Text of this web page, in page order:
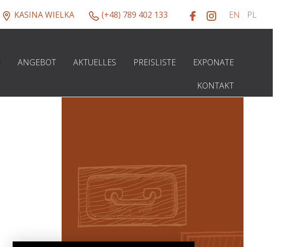
KASINA WIELKA (+48) 789 402 133
ANGEBOT AKTUELLES PREISLISTE EXPONATE
KONTAKT